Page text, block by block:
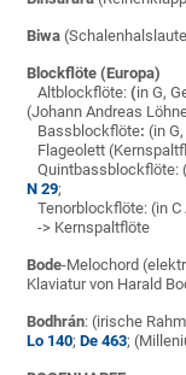
Biwa
Blockflöte (Europa)
Altblockflöte: (in G,
(Johann Andreas
Bassblockflöte: (in
Flageolett
Quintbassblockflöte:
N 29;
Tenorblockflöte: (in
-> Kernspaltflöte
Bode-Melochord
Klaviatur von Harald
Bodhrán: (irische
Lo 140;De 463;